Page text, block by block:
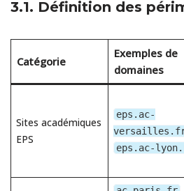
3.1. Définition des
Catégorie
Exemples de
domaines
Sites académiques
EPS
eps.ac-
eps.ac-